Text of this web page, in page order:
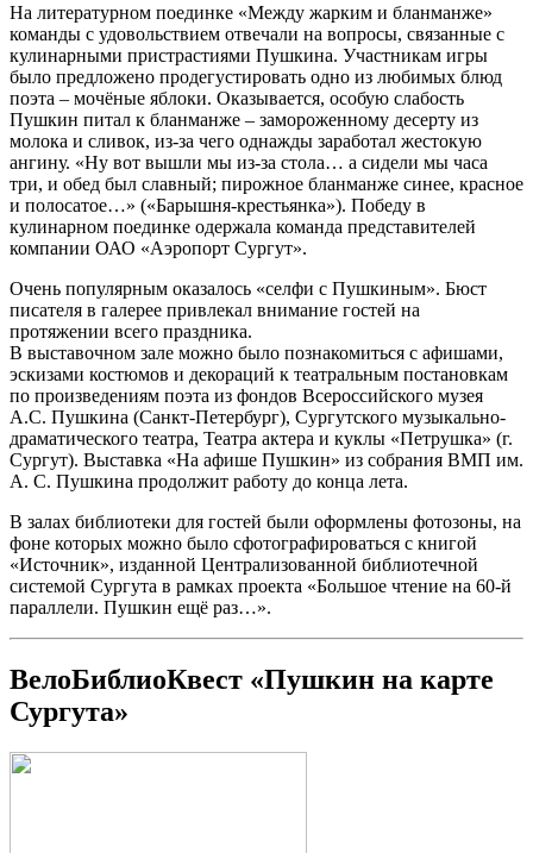
На литературном поединке «Между жарким и бланманже»
команды с удовольствием отвечали на вопросы, связанные с
кулинарными пристрастиями Пушкина. Участникам игры
было предложено продегустировать одно из любимых блюд
поэта – мочёные яблоки. Оказывается, особую слабость
Пушкин питал к бланманже – замороженному десерту из
молока и сливок, из-за чего однажды заработал жестокую
ангину. «Ну вот вышли мы из-за стола… а сидели мы часа
три, и обед был славный; пирожное бланманже синее, красное
и полосатое…» («Барышня-крестьянка»). Победу в
кулинарном поединке одержала команда представителей
компании ОАО «Аэропорт Сургут».
Очень популярным оказалось «селфи с Пушкиным». Бюст
писателя в галерее привлекал внимание гостей на
протяжении всего праздника.
В выставочном зале можно было познакомиться с афишами,
эскизами костюмов и декораций к театральным постановкам
по произведениям поэта из фондов Всероссийского музея
А.С. Пушкина (Санкт-Петербург), Сургутского музыкально-
драматического театра, Театра актера и куклы «Петрушка» (г.
Сургут). Выставка «На афише Пушкин» из собрания ВМП им.
А. С. Пушкина продолжит работу до конца лета.
В залах библиотеки для гостей были оформлены фотозоны, на
фоне которых можно было сфотографироваться с книгой
«Источник», изданной Централизованной библиотечной
системой Сургута в рамках проекта «Большое чтение на 60-й
параллели. Пушкин ещё раз…».
ВелоБиблиоКвест «Пушкин на карте
Сургута»